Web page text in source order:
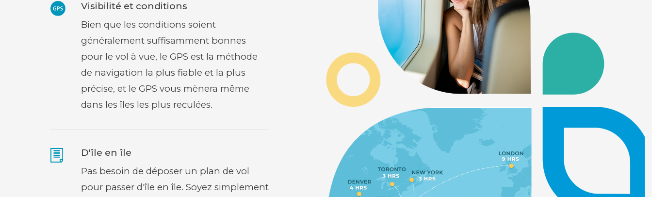
Visibilité et conditions
Bien que les conditions soient
généralement suffisamment bonnes
pour le vol à vue, le GPS est la méthode
de navigation la plus fiable et la plus
précise, et le GPS vous mènera même
dans les îles les plus reculées.
D'île en île
Pas besoin de déposer un plan de vol
pour passer d'île en île. Soyez simplement